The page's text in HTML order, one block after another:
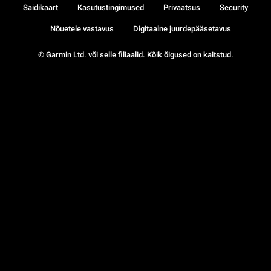
© Garmin Ltd. või selle filiaalid. Kõik õigused on kaitstud.
Saidikaart Kasutustingimused Privaatsus Security
Nõuetele vastavus Digitaalne juurdepääsetavus